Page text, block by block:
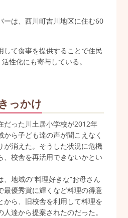
ーは、西川町吉川地区に住む60
して食事を提供することで住民
性化にも寄与している。
っかけ
った川土居小学校が2012年
ら子ども達の声が聞こえなく
が消えた。そうした状況に危機
、校舎を再活用できないかとい
地域の“料理好きな”お母さん
最優秀賞に輝くなど料理の得意
から、旧校舎を利用して料理を
達から提案されたのだった。